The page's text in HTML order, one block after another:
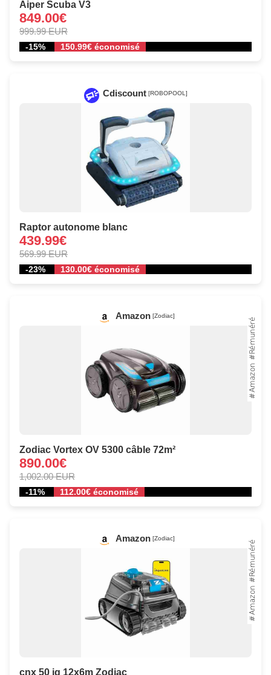
Aiper Scuba V3
849.00€
999.99 EUR
-15% 150.99€ économisé
Cdiscount [ROBOPOOL]
Raptor autonome blanc
439.99€
569.99 EUR
-23% 130.00€ économisé
Amazon [Zodiac]
Zodiac Vortex OV 5300 câble 72m²
890.00€
1,002.00 EUR
-11% 112.00€ économisé
Amazon [Zodiac]
cnx 50 iq 12x6m Zodiac